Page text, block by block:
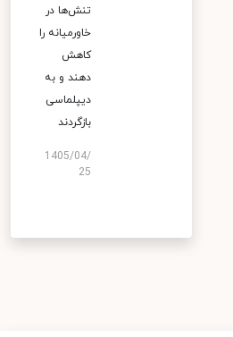
تنش‌ها در
خاورمیانه را
کاهش
دهند و به
دیپلماسی
بازگردند
1405/04/
25